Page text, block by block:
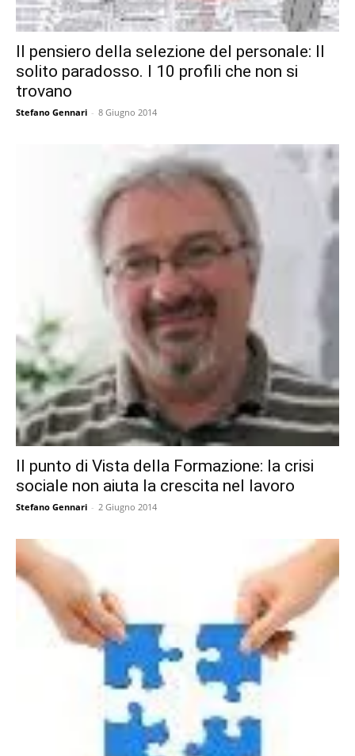
Il pensiero della selezione del personale: Il
solito paradosso. I 10 profili che non si
trovano
Stefano Gennari - 8 Giugno 2014
Il punto di Vista della Formazione: la crisi
sociale non aiuta la crescita nel lavoro
Stefano Gennari - 2 Giugno 2014